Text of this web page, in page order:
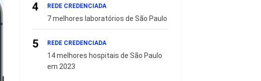
4 REDE CREDENCIADA
7 melhores laboratórios de São Paulo
5 REDE CREDENCIADA
14 melhores hospitais de São Paulo
em 2023